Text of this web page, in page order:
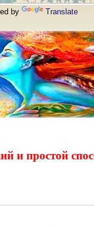
by Translate
и простой